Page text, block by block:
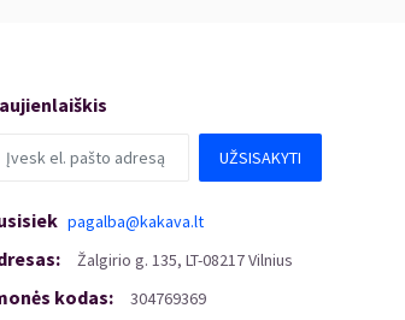
UŽSISAKYTI
pagalba@kakava.lt
: Žalgirio g. 135, LT-08217 Vilnius
kodas: 304769369